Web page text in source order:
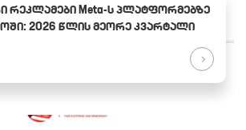
რეკლამები Meta-ს პლატფორმებზე
2026 წლის მეორე კვარტალი